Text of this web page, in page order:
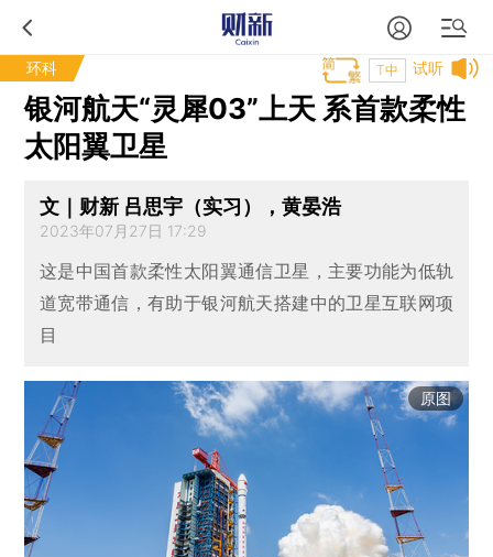
环科 试听
T中
银河航天“灵犀03”上天 系首款柔性
太阳翼卫星
文｜财新 吕思宇（实习），黄晏浩
2023年07月27日 17:29
这是中国首款柔性太阳翼通信卫星，主要功能为低轨
道宽带通信，有助于银河航天搭建中的卫星互联网项
目
原图